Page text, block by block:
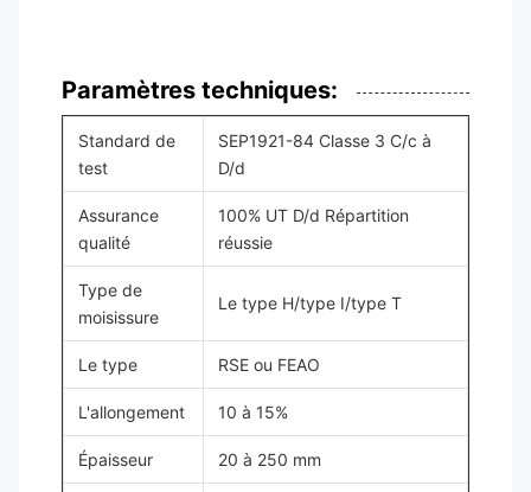
Paramètres techniques:
Standard de
test
SEP1921-84 Classe 3 C/c à
D/d
Assurance
qualité
100% UT D/d Répartition
réussie
Type de
moisissure
Le type H/type I/type T
Le type RSE ou FEAO
L'allongement 10 à 15%
Épaisseur 20 à 250 mm